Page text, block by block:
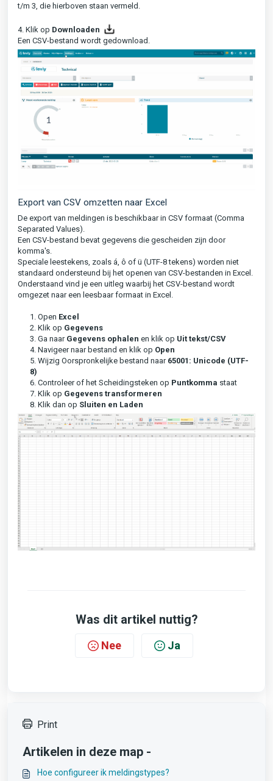
t/m 3, die hierboven staan vermeld.
4. Klik op Downloaden
Een CSV-bestand wordt gedownload.
Export van CSV omzetten naar Excel
De export van meldingen is beschikbaar in CSV formaat (Comma
Separated Values).
Een CSV-bestand bevat gegevens die gescheiden zijn door
komma's.
Speciale leestekens, zoals á, ô of ü (UTF-8 tekens) worden niet
standaard ondersteund bij het openen van CSV-bestanden in Excel.
Onderstaand vind je een uitleg waarbij het CSV-bestand wordt
omgezet naar een leesbaar formaat in Excel.
1. Open Excel
2. Klik op Gegevens
3. Ga naar Gegevens ophalen en klik op Uit tekst/CSV
4. Navigeer naar bestand en klik op Open
5. Wijzig Oorspronkelijke bestand naar 65001: Unicode (UTF-
8)
6. Controleer of het Scheidingsteken op Puntkomma staat
7. Klik op Gegevens transformeren
8. Klik dan op Sluiten en Laden
Was dit artikel nuttig?
Nee Ja
Print
Artikelen in deze map -
Hoe configureer ik meldingstypes?